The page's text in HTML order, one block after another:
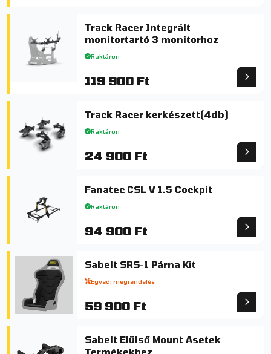
Track Racer Integrált
monitortartó 3 monitorhoz
Raktáron
119 900 Ft
Track Racer kerkészett(4db)
Raktáron
24 900 Ft
Fanatec CSL V 1.5 Cockpit
Raktáron
94 900 Ft
Sabelt SRS-1 Párna Kit
Egyedi megrendelés
59 900 Ft
Sabelt Elülső Mount Asetek
Termékekhez